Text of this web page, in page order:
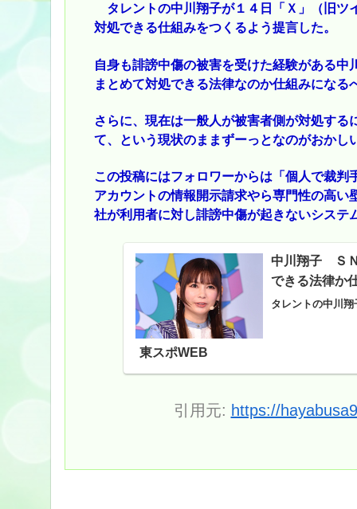
タレントの中川翔子が１４日「Ｘ」（旧ツ
対処できる仕組みをつくるよう提言した。
自身も誹謗中傷の被害を受けた経験がある
まとめて対処できる法律なのか仕組みになる
さらに、現在は一般人が被害者側が対処す
て、という現状のままずーっとなのがおかし
この投稿にはフォロワーからは「個人で裁
アカウントの情報開示請求やら専門性の高
社が利用者に対し誹謗中傷が起きないシス
中川翔子 Ｓ
できる法律か
タレントの中川
東スポWEB
引用元: https://